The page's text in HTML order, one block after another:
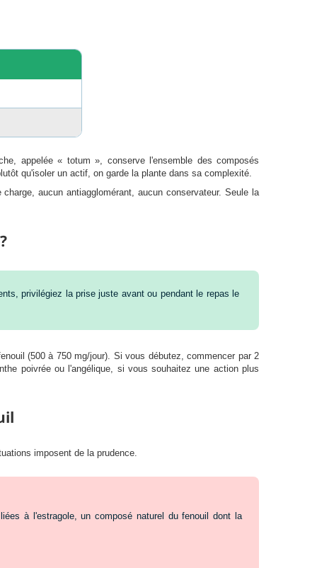
appelée « totum », conserve l'ensemble des composés
qu'isoler un actif, on garde la plante dans sa complexité.
aucun antiagglomérant, aucun conservateur. Seule la
privilégiez la prise juste avant ou pendant le repas le
(500 à 750 mg/jour). Si vous débutez, commencer par 2
poivrée ou l'angélique, si vous souhaitez une action plus
imposent de la prudence.
à l'estragole, un composé naturel du fenouil dont la